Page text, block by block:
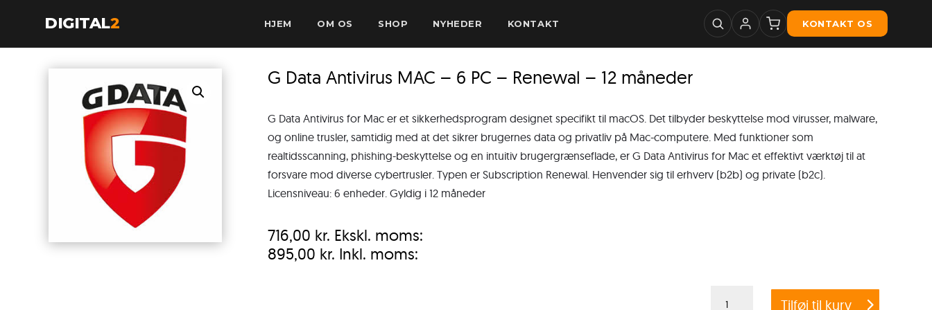
DIGITAL2 HJEM OM OS SHOP NYHEDER KONTAKT KONTAKT OS
G Data Antivirus MAC – 6 PC – Renewal – 12 måneder
G Data Antivirus for Mac er et sikkerhedsprogram designet specifikt til macOS. Det tilbyder beskyttelse mod virusser, malware,
og online trusler, samtidig med at det sikrer brugernes data og privatliv på Mac-computere. Med funktioner som
realtidsscanning, phishing-beskyttelse og en intuitiv brugergrænseflade, er G Data Antivirus for Mac et effektivt værktøj til at
forsvare mod diverse cybertrusler. Typen er Subscription Renewal. Henvender sig til erhverv (b2b) og private (b2c).
Licensniveau: 6 enheder. Gyldig i 12 måneder
716,00 kr. Ekskl. moms:
895,00 kr. Inkl. moms:
Tilføj til kurv